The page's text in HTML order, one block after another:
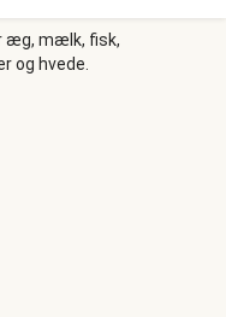
og ketchup. Vi
pak choi med
asiatisk mayonnaise.
æg, mælk, fisk,
og hvede.